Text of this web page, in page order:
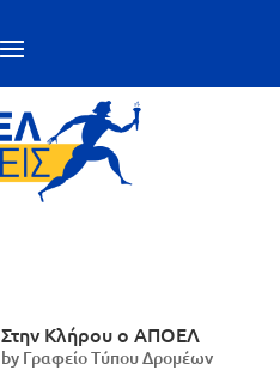
Στην Κλήρου ο ΑΠΟΕΛ
by Γραφείο Τύπου Δρομέων